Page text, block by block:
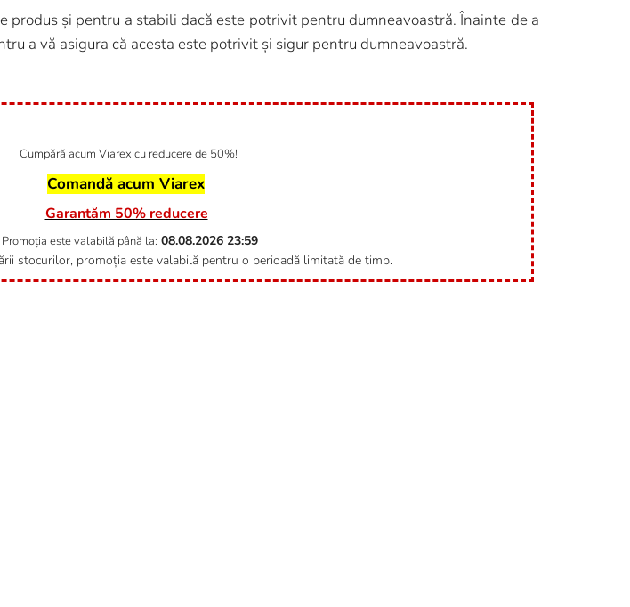
și pentru a stabili dacă este potrivit pentru dumneavoastră. Înainte de a
a vă asigura că acesta este potrivit și sigur pentru dumneavoastră.
Cumpără acum Viarex cu reducere de 50%!
Comandă acum Viarex
Garantăm 50% reducere
Promoția este valabilă până la: 08.08.2026 23:59
stocurilor, promoția este valabilă pentru o perioadă limitată de timp.